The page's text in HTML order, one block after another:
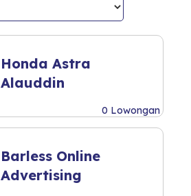
Honda Astra
Alauddin
0 Lowongan
Barless Online
Advertising